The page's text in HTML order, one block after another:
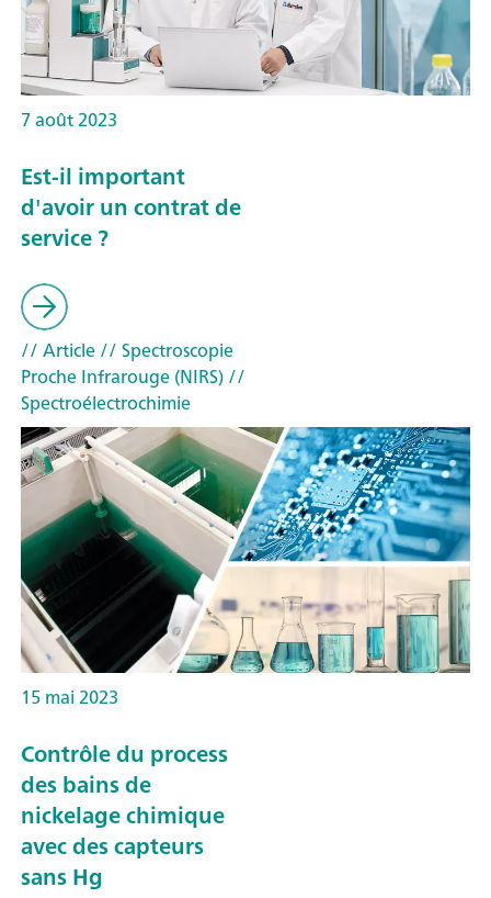
7 août 2023
Est-il important
d'avoir un contrat de
service ?
// Article// Spectroscopie
Proche Infrarouge (NIRS)//
Spectroélectrochimie
15 mai 2023
Contrôle du process
des bains de
nickelage chimique
avec des capteurs
sans Hg